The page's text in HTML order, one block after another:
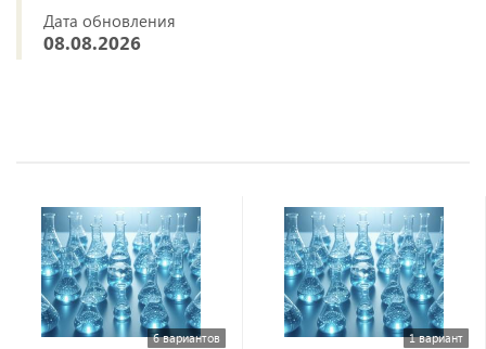
Дата обновления
08.08.2026
6 вариантов 1 вариант